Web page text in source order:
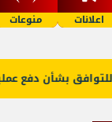
اعلانات منوعات
بشأن دفع عملية